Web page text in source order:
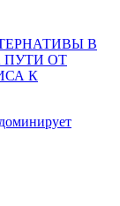
В
ОТ
К